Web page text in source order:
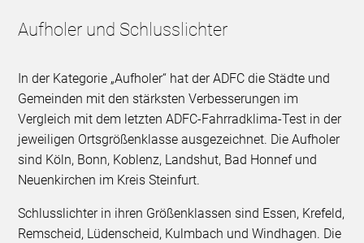
Aufholer und Schlusslichter
In der Kategorie „Aufholer“ hat der ADFC die Städte und
Gemeinden mit den stärksten Verbesserungen im
Vergleich mit dem letzten ADFC-Fahrradklima-Test in der
jeweiligen Ortsgrößenklasse ausgezeichnet. Die Aufholer
sind Köln, Bonn, Koblenz, Landshut, Bad Honnef und
Neuenkirchen im Kreis Steinfurt.
Schlusslichter in ihren Größenklassen sind Essen, Krefeld,
Remscheid, Lüdenscheid, Kulmbach und Windhagen. Die